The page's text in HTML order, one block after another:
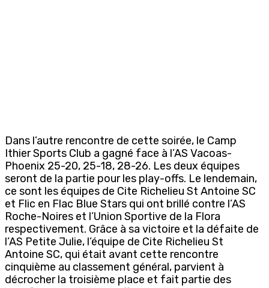
Dans l’autre rencontre de cette soirée, le Camp
Ithier Sports Club a gagné face à l’AS Vacoas-
Phoenix 25-20, 25-18, 28-26. Les deux équipes
seront de la partie pour les play-offs. Le lendemain,
ce sont les équipes de Cite Richelieu St Antoine SC
et Flic en Flac Blue Stars qui ont brillé contre l’AS
Roche-Noires et l’Union Sportive de la Flora
respectivement. Grâce à sa victoire et la défaite de
l’AS Petite Julie, l’équipe de Cite Richelieu St
Antoine SC, qui était avant cette rencontre
cinquième au classement général, parvient à
décrocher la troisième place et fait partie des